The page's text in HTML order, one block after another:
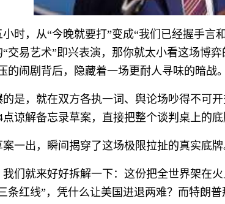
小时，从“今晚就要打”变成“我们已经握手言
交易艺术”即兴表演，那你就太小看这场博
的闹剧背后，隐藏着一场更耐人寻味的暗战。
的是，就在双方各执一词、舆论场吵得不可
点谅解备忘录草案，直接把整个谈判桌上的
一出，瞬间揭穿了这场极限拉扯的真实底牌
我们就来好好拆解一下：这份把全世界架在
条红线”，凭什么让美国进退两难？而特朗